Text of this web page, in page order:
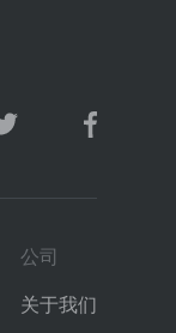
公司
关于我们